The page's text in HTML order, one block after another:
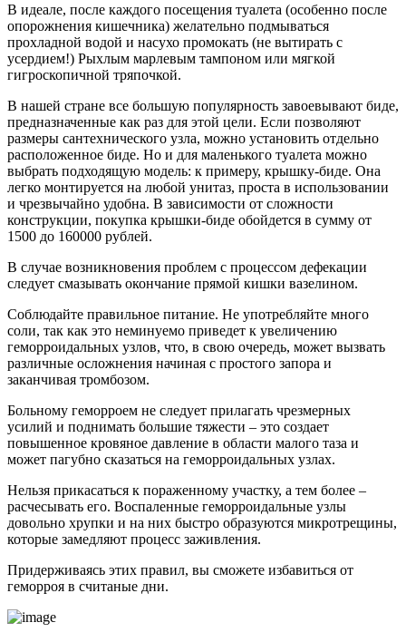
В идеале, после каждого посещения туалета (особенно после
опорожнения кишечника) желательно подмываться
прохладной водой и насухо промокать (не вытирать с
усердием!) Рыхлым марлевым тампоном или мягкой
гигроскопичной тряпочкой.
В нашей стране все большую популярность завоевывают биде,
предназначенные как раз для этой цели. Если позволяют
размеры сантехнического узла, можно установить отдельно
расположенное биде. Но и для маленького туалета можно
выбрать подходящую модель: к примеру, крышку-биде. Она
легко монтируется на любой унитаз, проста в использовании
и чрезвычайно удобна. В зависимости от сложности
конструкции, покупка крышки-биде обойдется в сумму от
1500 до 160000 рублей.
В случае возникновения проблем с процессом дефекации
следует смазывать окончание прямой кишки вазелином.
Соблюдайте правильное питание. Не употребляйте много
соли, так как это неминуемо приведет к увеличению
геморроидальных узлов, что, в свою очередь, может вызвать
различные осложнения начиная с простого запора и
заканчивая тромбозом.
Больному геморроем не следует прилагать чрезмерных
усилий и поднимать большие тяжести – это создает
повышенное кровяное давление в области малого таза и
может пагубно сказаться на геморроидальных узлах.
Нельзя прикасаться к пораженному участку, а тем более –
расчесывать его. Воспаленные геморроидальные узлы
довольно хрупки и на них быстро образуются микротрещины,
которые замедляют процесс заживления.
Придерживаясь этих правил, вы сможете избавиться от
геморроя в считаные дни.